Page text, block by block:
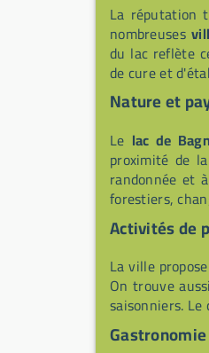
La réputation
nombreuses
du lac reflète
de cure et
Nature et
Le lac de
proximité de la
randonnée et
forestiers,
Activités de
La ville
On trouve
saisonniers.